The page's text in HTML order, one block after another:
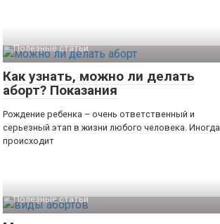
Полезные статьи
Как узнать, можно ли делать
аборт? Показания
Рождение ребенка – очень ответственный и
серьезный этап в жизни любого человека. Иногда
происходит
Полезные статьи